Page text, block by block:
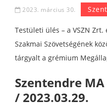
2023. március 30.
Testületi ülés – a VSZN
Szakmai Szövetségének
tárgyalt a grémium
Szentendre
/ 2023.03.29.